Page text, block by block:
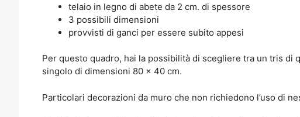
telaio in legno di abete da 2 cm. di spessore
3 possibili dimensioni
provvisti di ganci per essere subito appesi
Per questo quadro, hai la possibilità di scegliere tra un tris
singolo di dimensioni 80 x 40 cm.
Particolari decorazioni da muro che non richiedono l’uso di